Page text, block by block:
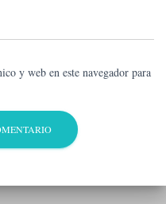
y web en este navegador para